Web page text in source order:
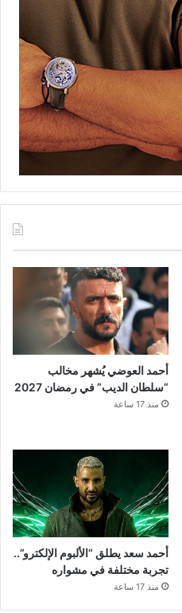
أحمد العوضي يُشهر مخالب
“سلطان الديب” في رمضان 2027
منذ 17 ساعة
أحمد سعد يطلق “الألبوم الإلكترو”..
تجربة مختلفة في مشواره
منذ 17 ساعة